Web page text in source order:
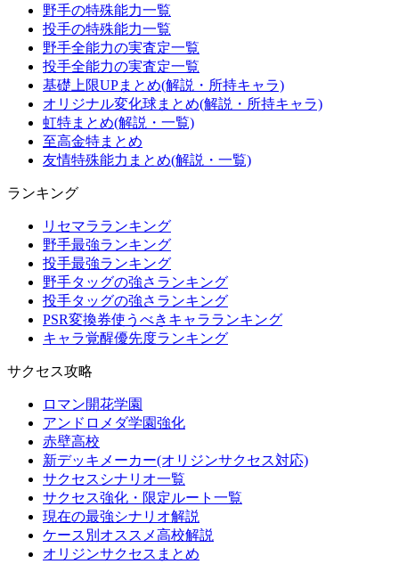
野手の特殊能力一覧
投手の特殊能力一覧
野手全能力の実査定一覧
投手全能力の実査定一覧
基礎上限UPまとめ(解説・所持キャラ)
オリジナル変化球まとめ(解説・所持キャラ)
虹特まとめ(解説・一覧)
至高金特まとめ
友情特殊能力まとめ(解説・一覧)
ランキング
リセマラランキング
野手最強ランキング
投手最強ランキング
野手タッグの強さランキング
投手タッグの強さランキング
PSR変換券使うべきキャラランキング
キャラ覚醒優先度ランキング
サクセス攻略
ロマン開花学園
アンドロメダ学園強化
赤壁高校
新デッキメーカー(オリジンサクセス対応)
サクセスシナリオ一覧
サクセス強化・限定ルート一覧
現在の最強シナリオ解説
ケース別オススメ高校解説
オリジンサクセスまとめ